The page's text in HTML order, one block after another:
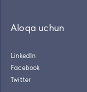
Aloqa uchun
LinkedIn
Facebook
Twitter